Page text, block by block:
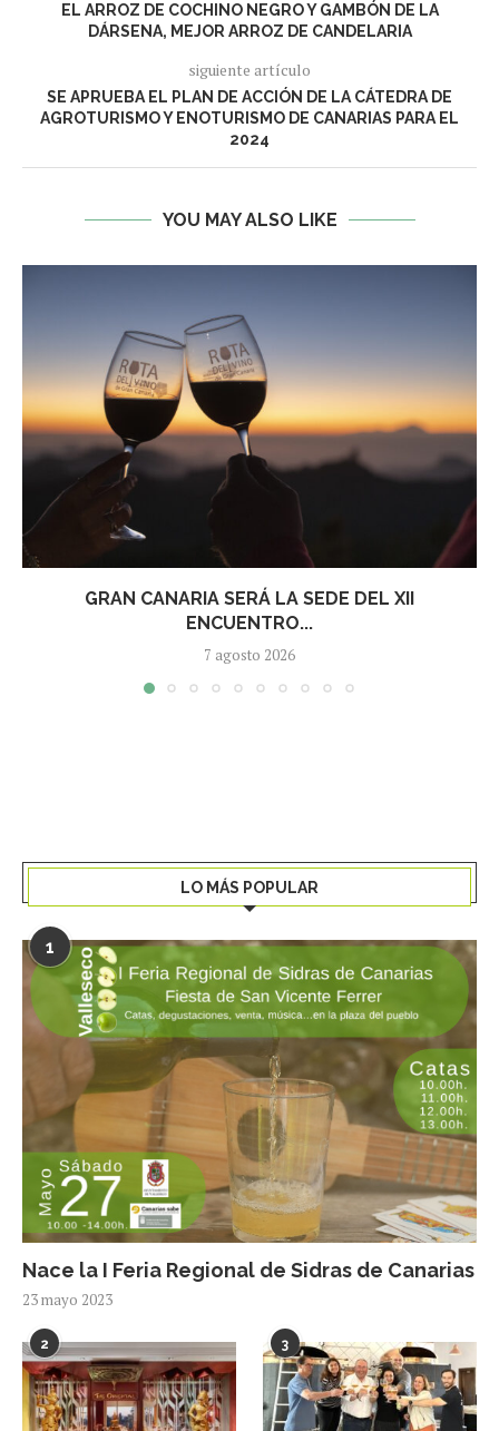
EL ARROZ DE COCHINO NEGRO Y GAMBÓN DE LA
DÁRSENA, MEJOR ARROZ DE CANDELARIA
siguiente artículo
SE APRUEBA EL PLAN DE ACCIÓN DE LA CÁTEDRA DE
AGROTURISMO Y ENOTURISMO DE CANARIAS PARA EL
2024
YOU MAY ALSO LIKE
GRAN CANARIA SERÁ LA SEDE DEL XII
ENCUENTRO...
7 agosto 2026
LO MÁS POPULAR
1
Nace la I Feria Regional de Sidras de Canarias
23 mayo 2023
2 3